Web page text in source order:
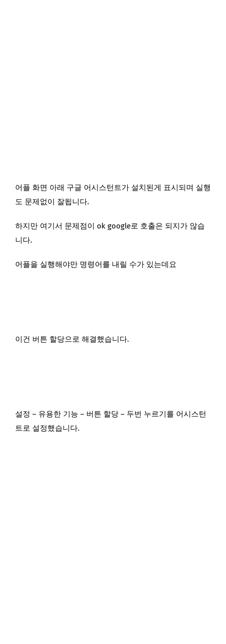
어플 화면 아래 구글 어시스턴트가 설치된게 표시되며 실행
도 문제없이 잘됩니다.
하지만 여기서 문제점이 ok google로 호출은 되지가 않습
니다.
어플을 실행해야만 명령어를 내릴 수가 있는데요
이건 버튼 할당으로 해결했습니다.
설정 – 유용한 기능 – 버튼 할당 – 두번 누르기를 어시스턴
트로 설정했습니다.